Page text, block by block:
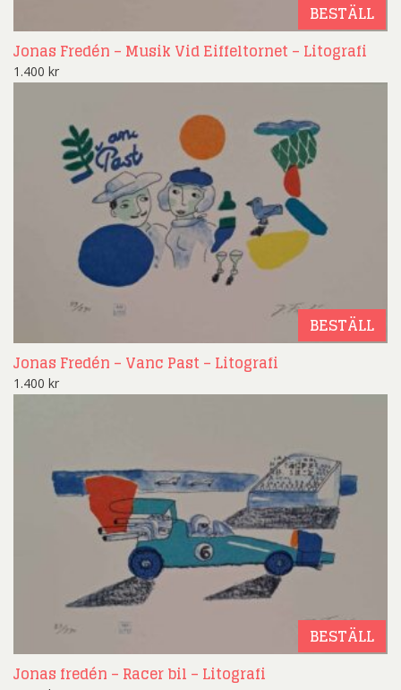
BESTÄLL
Jonas Fredén – Musik Vid Eiffeltornet – Litografi
1.400 kr
BESTÄLL
Jonas Fredén – Vanc Past – Litografi
1.400 kr
BESTÄLL
Jonas fredén – Racer bil – Litografi